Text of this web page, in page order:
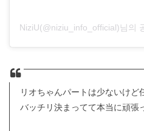
NiziU(@niziu_info_official)님의
リオちゃんパートは少ないけど
バッチリ決まってて本当に頑